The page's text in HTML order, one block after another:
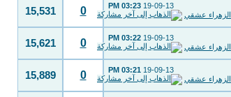
19-09-13
03:23 PM
الزهراء عشقي 0
15,531
19-09-13
03:22 PM
الزهراء عشقي 0
15,621
19-09-13
03:21 PM
الزهراء عشقي 0
15,889